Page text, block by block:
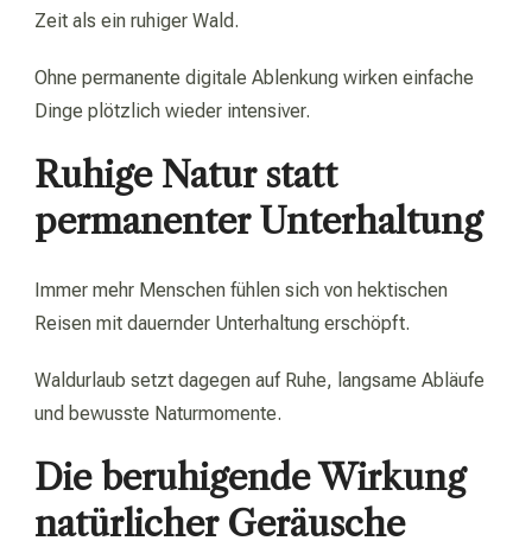
Zeit als ein ruhiger Wald.
Ohne permanente digitale Ablenkung wirken einfache
Dinge plötzlich wieder intensiver.
Ruhige Natur statt
permanenter Unterhaltung
Immer mehr Menschen fühlen sich von hektischen
Reisen mit dauernder Unterhaltung erschöpft.
Waldurlaub setzt dagegen auf Ruhe, langsame Abläufe
und bewusste Naturmomente.
Die beruhigende Wirkung
natürlicher Geräusche